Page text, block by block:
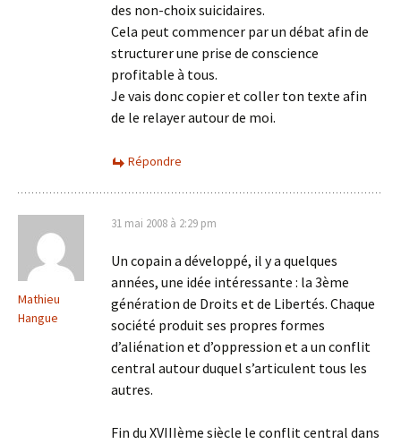
des non-choix suicidaires.
Cela peut commencer par un débat afin de
structurer une prise de conscience
profitable à tous.
Je vais donc copier et coller ton texte afin
de le relayer autour de moi.
Répondre
Mathieu
Hangue
31 mai 2008 à 2:29 pm
Un copain a développé, il y a quelques
années, une idée intéressante : la 3ème
génération de Droits et de Libertés. Chaque
société produit ses propres formes
d’aliénation et d’oppression et a un conflit
central autour duquel s’articulent tous les
autres.
Fin du XVIIIème siècle le conflit central dans